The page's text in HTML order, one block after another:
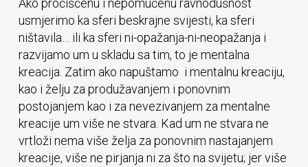
Ako pročišćenu i nepomućenu ravnodušnost
usmjerimo ka sferi beskrajne svijesti, ka sferi
ništavila… ili ka sferi ni-opažanja-ni-neopažanja i
razvijamo um u skladu sa tim, to je mentalna
kreacija. Zatim ako napuštamo i mentalnu kreaciju,
kao i želju za produžavanjem i ponovnim
postojanjem kao i za nevezivanjem za mentalne
kreacije um više ne stvara. Kad um ne stvara ne
vrtloži nema više želja za ponovnim nastajanjem
kreacije, više ne pirjanja ni za što na svijetu; jer više